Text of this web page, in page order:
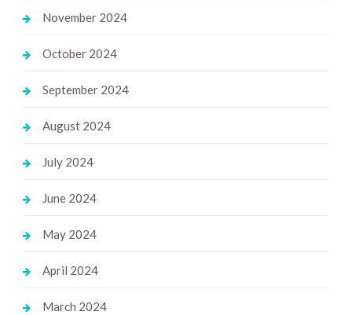
November 2024
October 2024
September 2024
August 2024
July 2024
June 2024
May 2024
April 2024
March 2024